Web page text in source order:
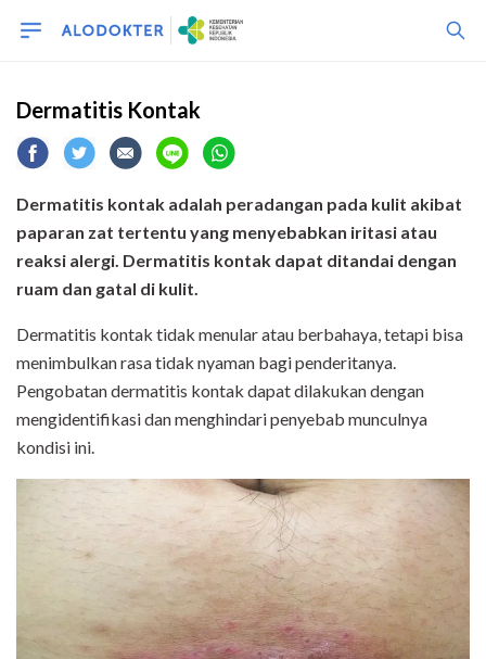
Dermatitis Kontak
Dermatitis kontak adalah peradangan pada kulit akibat
paparan zat tertentu yang menyebabkan iritasi atau
reaksi alergi. Dermatitis kontak dapat ditandai dengan
ruam dan gatal di kulit.
Dermatitis kontak tidak menular atau berbahaya, tetapi bisa
menimbulkan rasa tidak nyaman bagi penderitanya.
Pengobatan dermatitis kontak dapat dilakukan dengan
mengidentifikasi dan menghindari penyebab munculnya
kondisi ini.